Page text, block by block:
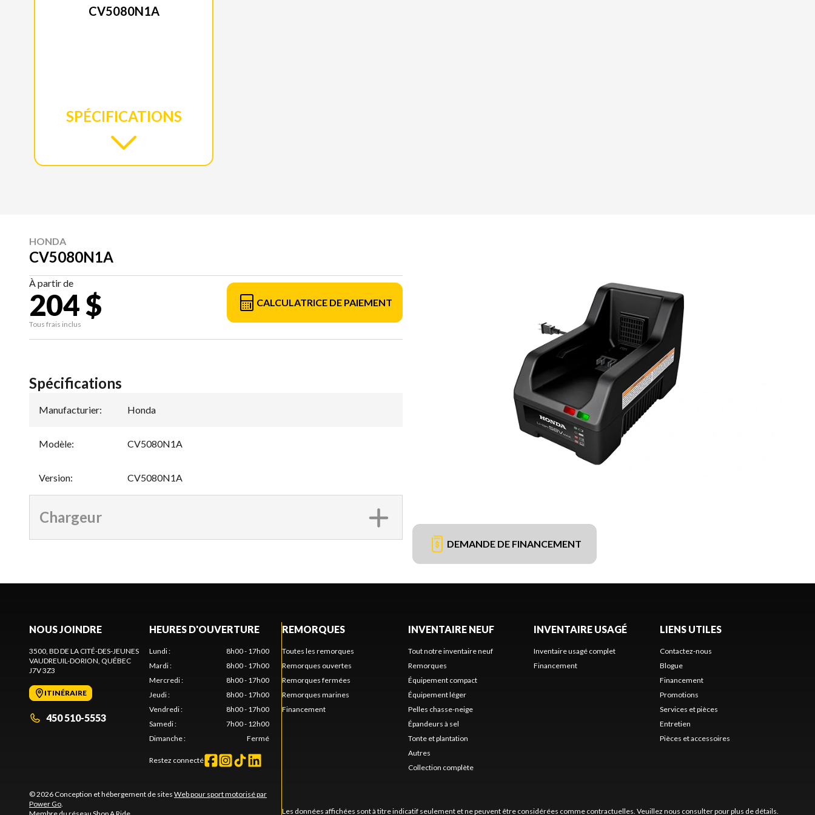
CV5080N1A
SPÉCIFICATIONS
HONDA
CV5080N1A
À partir de
204 $
Tous frais inclus
CALCULATRICE DE PAIEMENT
DEMANDE DE FINANCEMENT
Spécifications
Manufacturier: Honda
Modèle: CV5080N1A
Version: CV5080N1A
Chargeur
NOUS JOINDRE
3500, BD DE LA CITÉ-DES-JEUNES
VAUDREUIL-DORION , QUÉBEC
J7V 3Z3
ITINÉRAIRE
450 510-5553
HEURES D'OUVERTURE
Lundi:
8h00 - 17h00
Mardi:
8h00 - 17h00
Mercredi:
8h00 - 17h00
Jeudi:
8h00 - 17h00
Vendredi:
8h00 - 17h00
Samedi:
7h00 - 12h00
Dimanche: Fermé
Restez connecté
© 2026 Conception et hébergement de sites Web pour sport motorisé par
Power Go
REMORQUES
Toutes les remorques
Remorques ouvertes
Remorques fermées
Remorques marines
Financement
INVENTAIRE NEUF
Tout notre inventaire neuf
Remorques
Équipement compact
Équipement léger
Pelles chasse-neige
Épandeurs à sel
Tonte et plantation
Autres
Collection complète
INVENTAIRE USAGÉ
Inventaire usagé complet
Financement
LIENS UTILES
Contactez-nous
Blogue
Financement
Promotions
Services et pièces
Entretien
Pièces et accessoires
Les données affichées sont à titre indicatif seulement et ne peuvent être considérées comme contractuelles. Veuillez nous consulter pour plus de détails.